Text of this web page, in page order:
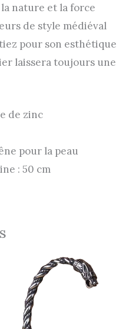
nature et la force
de style médiéval
pour son esthétique
laissera toujours une
de zinc
pour la peau
: 50 cm